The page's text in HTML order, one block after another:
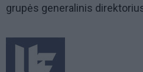
grupės generalinis